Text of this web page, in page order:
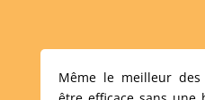
Même le meilleur